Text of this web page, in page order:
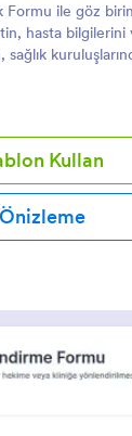
Formu ile göz
hasta bilgilerini
kolaylaştırın.
Kullan
Önizleme